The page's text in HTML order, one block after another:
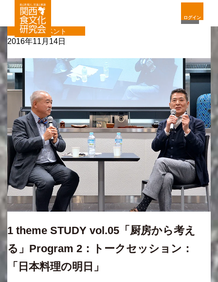
ログイン
ハグイベント
2016年11月14日
1 theme STUDY vol.05「厨房から考え
る」Program 2：トークセッション：
「日本料理の明日」